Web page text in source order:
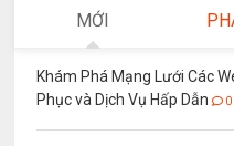
MỚI
Khám Phá Mạng Lưới Các
Phục và Dịch Vụ Hấp Dẫn
0